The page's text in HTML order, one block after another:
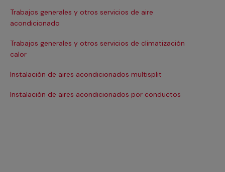
Trabajos generales y otros servicios de aire
acondicionado
Trabajos generales y otros servicios de climatización
calor
Instalación de aires acondicionados multisplit
Instalación de aires acondicionados por conductos